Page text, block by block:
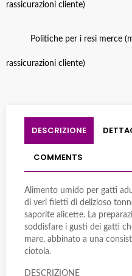
rassicurazioni cliente)
Politiche per i resi merce
rassicurazioni cliente)
DESCRIZIONE
COMMENTS
Alimento umido per gatti
di veri filetti di delizioso
saporite alicette. La
soddisfare i gusti dei gatti
mare, abbinato a una
ciotola.
DESCRIZIONE